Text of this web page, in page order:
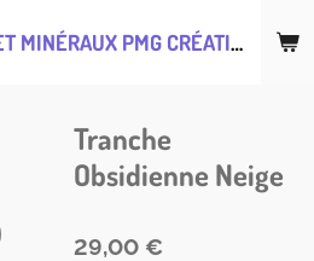
PIERRES ET MINÉRAUX PMG CRÉATIONS
Tranche
Obsidienne Neige
29,00 €